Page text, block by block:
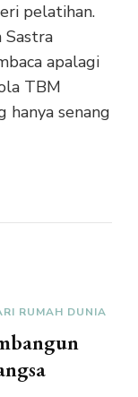
pelatihan.
Sastra
apalagi
TBM
hanya senang
RUMAH DUNIA